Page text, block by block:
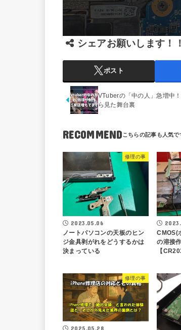
シェアお願いします！！
ポスト
VTuberの「中の人」急増中
ら見た舞台裏
RECOMMEND
修理の事
2023.05.06
ノートパソコンの天板のヒン
ジ金具剥がれをどうするかは
決まっている
CMOS(
の溶接
【
修理の事
2025.05.28